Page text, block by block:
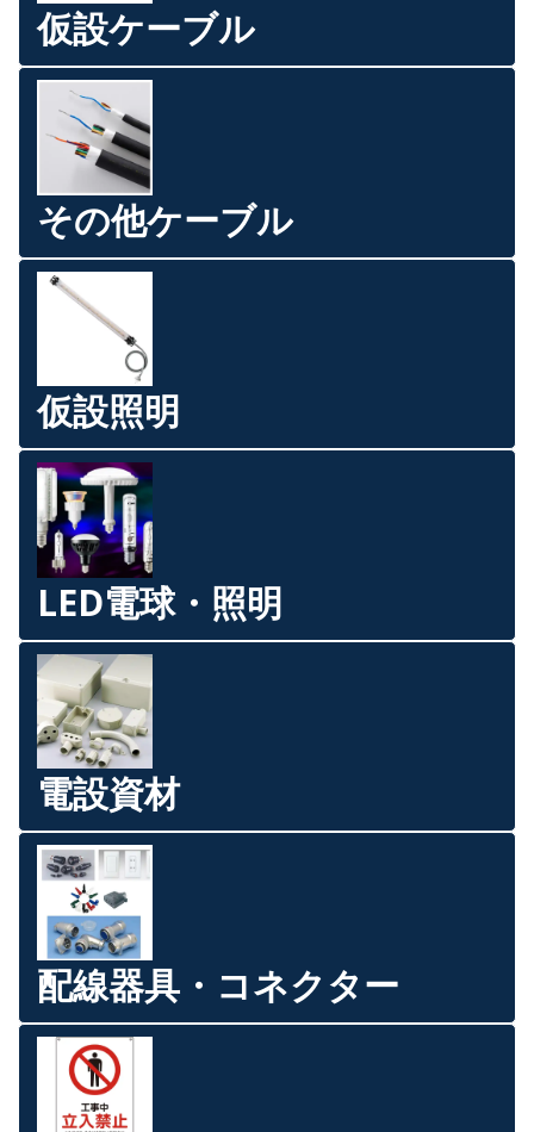
仮設ケーブル
その他ケーブル
仮設照明
LED電球・照明
電設資材
配線器具・コネクター